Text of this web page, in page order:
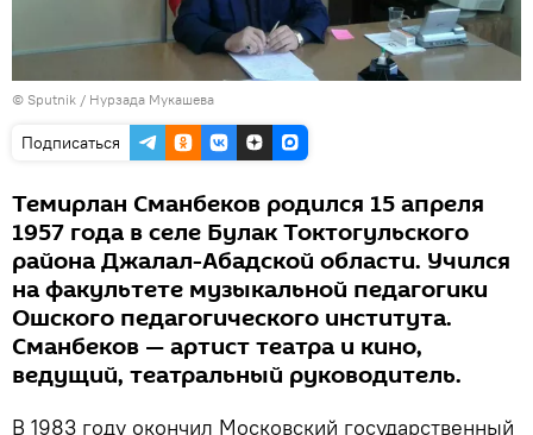
© Sputnik / Нурзада Мукашева
Подписаться
Темирлан Сманбеков родился 15 апреля
1957 года в селе Булак Токтогульского
района Джалал-Абадской области. Учился
на факультете музыкальной педагогики
Ошского педагогического института.
Сманбеков — артист театра и кино,
ведущий, театральный руководитель.
В 1983 году окончил Московский государственный